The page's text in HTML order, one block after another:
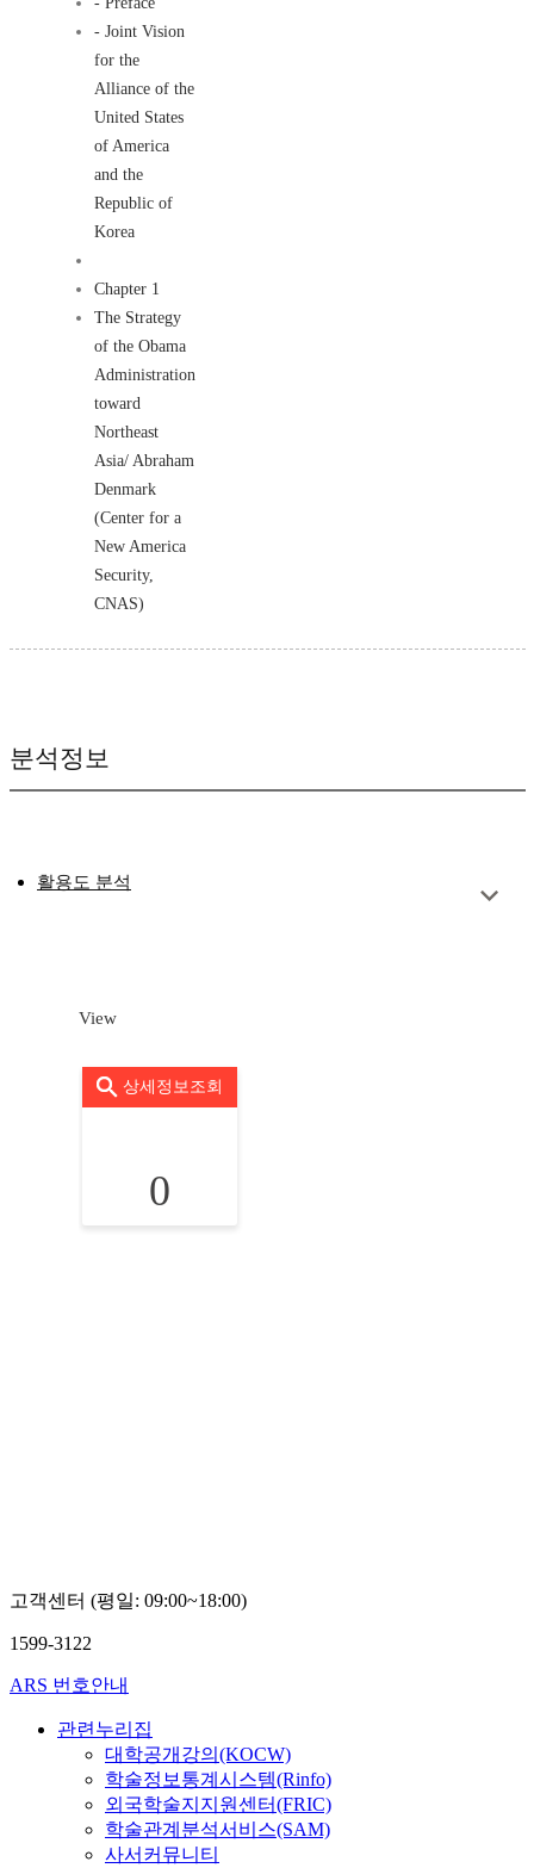
- Joint Vision
for the
Alliance of the
United States
of America
and the
Republic of
Korea
Chapter 1
The Strategy
of the Obama
Administration
toward
Northeast
Asia/ Abraham
Denmark
(Center for a
New America
Security,
CNAS)
분석정보
활용도 분석
View
상세정보조회
0
고객센터 (평일: 09:00~18:00)
1599-3122
ARS 번호안내
관련누리집
대학공개강의(KOCW)
학술정보통계시스템(Rinfo)
외국학술지지원센터(FRIC)
학술관계분석서비스(SAM)
사서커뮤니티